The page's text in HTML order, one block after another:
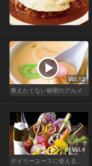
Vol.12
教えたくない秘密のグルメ
Vol.4
デイリーユースに使えるキラーコンテンツのあるレストラン